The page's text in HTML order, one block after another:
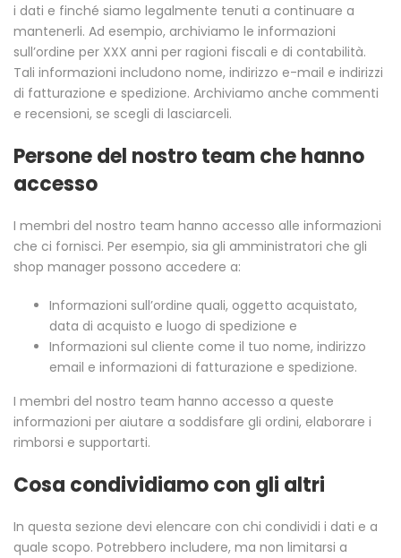
i dati e finché siamo legalmente tenuti a continuare a
mantenerli. Ad esempio, archiviamo le informazioni
sull’ordine per XXX anni per ragioni fiscali e di contabilità.
Tali informazioni includono nome, indirizzo e-mail e indirizzi
di fatturazione e spedizione. Archiviamo anche commenti
e recensioni, se scegli di lasciarceli.
Persone del nostro team che hanno
accesso
I membri del nostro team hanno accesso alle informazioni
che ci fornisci. Per esempio, sia gli amministratori che gli
shop manager possono accedere a:
Informazioni sull’ordine quali, oggetto acquistato,
data di acquisto e luogo di spedizione e
Informazioni sul cliente come il tuo nome, indirizzo
email e informazioni di fatturazione e spedizione.
I membri del nostro team hanno accesso a queste
informazioni per aiutare a soddisfare gli ordini, elaborare i
rimborsi e supportarti.
Cosa condividiamo con gli altri
In questa sezione devi elencare con chi condividi i dati e a
quale scopo. Potrebbero includere, ma non limitarsi a